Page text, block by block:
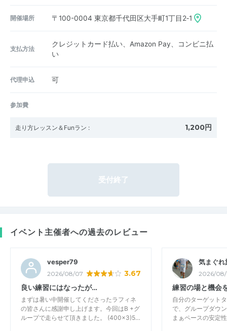
開催場所 〒100-0004 東京都千代田区大手町1丁目2‐1
支払方法
クレジットカード払い、Amazon Pay、コンビニ払
い
代理申込 可
参加費
走り方レッスン＆Funラン : 1,200円
受付終了
イベント主催者への過去のレビュー
vesper79
2026/08/07 3.67
良い練習にはなったが…
まずは暑い中開催してくださったラフィネ
の皆さんに感謝申し上げます。今回はB +グ
ループで走らせて頂きました。 (400×3)5…
気まぐれ
2026/
練習の場と機会
自分のターゲッ
で、グループダウ
まぁペースの安定